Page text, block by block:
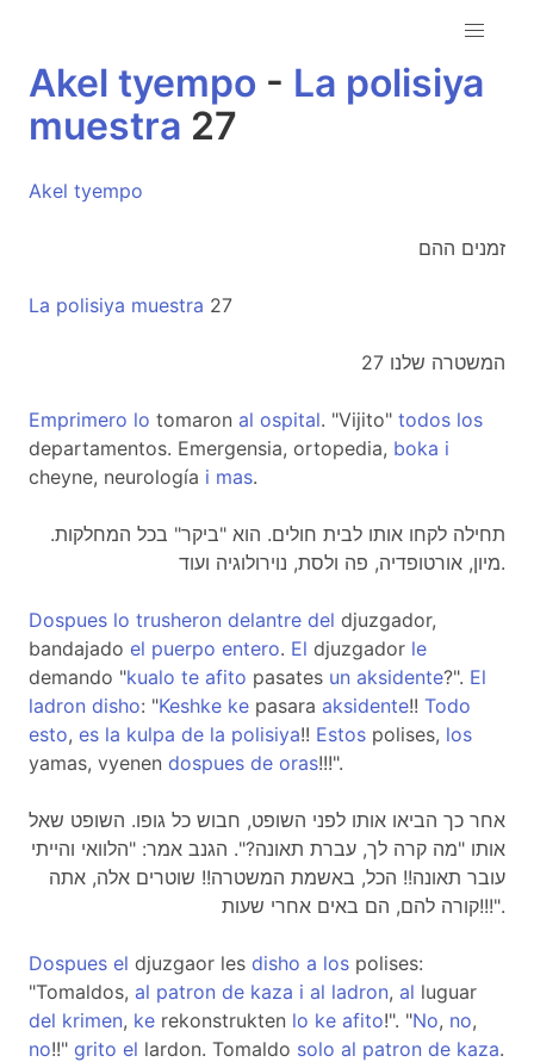
Akel tyempo - La polisiya
muestra 27
Akel tyempo
זמנים ההם
La polisiya muestra 27
המשטרה שלנו 27
Emprimero lo tomaron al ospital. "Vijito" todos los
departamentos. Emergensia, ortopedia, boka i
cheyne, neurología i mas.
תחילה לקחו אותו לבית חולים. הוא "ביקר" בכל המחלקות.
מיון, אורטופדיה, פה ולסת, נוירולוגיה ועוד.
Dospues lo trusheron delantre del djuzgador,
bandajado el puerpo entero. El djuzgador le
demando "kualo te afito pasates un aksidente?". El
ladron disho: "Keshke ke pasara aksidente!! Todo
esto, es la kulpa de la polisiya!! Estos polises, los
yamas, vyenen dospues de oras!!!".
אחר כך הביאו אותו לפני השופט, חבוש כל גופו. השופט שאל
אותו "מה קרה לך, עברת תאונה?". הגנב אמר: "הלוואי והייתי
עובר תאונה!! הכל, באשמת המשטרה!! שוטרים אלה, אתה
קורה להם, הם באים אחרי שעות!!!".
Dospues el djuzgaor les disho a los polises:
"Tomaldos, al patron de kaza i al ladron, al luguar
del krimen, ke rekonstrukten lo ke afito!". "No, no,
no!!" grito el lardon. Tomaldo solo al patron de kaza.